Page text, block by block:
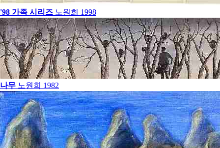
'98 가족 시리즈 노원희 1998
나무 노원희 1982